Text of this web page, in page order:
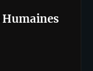
Humaines